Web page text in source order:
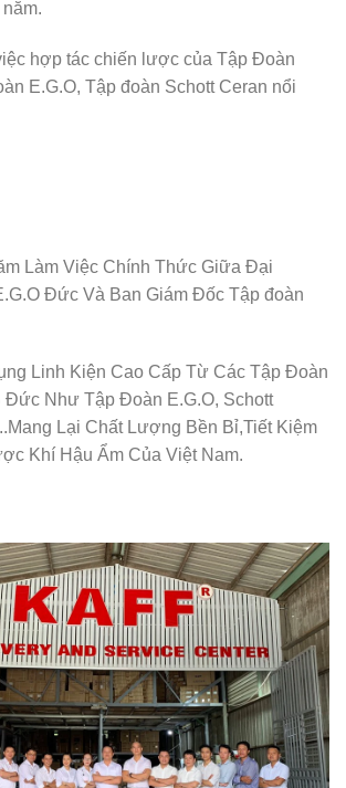
hợp tác chiến lược của Tập Đoàn
E.G.O, Tập đoàn Schott Ceran nổi
Làm Việc Chính Thức Giữa Đại
Đức Và Ban Giám Đốc Tập đoàn
Linh Kiện Cao Cấp Từ Các Tập Đoàn
Đức Như Tập Đoàn E.G.O, Schott
Lại Chất Lượng Bền Bỉ,Tiết Kiệm
Khí Hậu Ẩm Của Việt Nam.